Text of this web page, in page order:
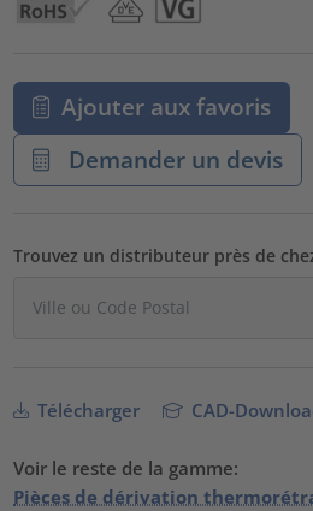
Ajouter aux favoris
Demander un devis
Trouvez un distributeur près de
Télécharger CAD-
Voir le reste de la gamme:
Pièces de dérivation